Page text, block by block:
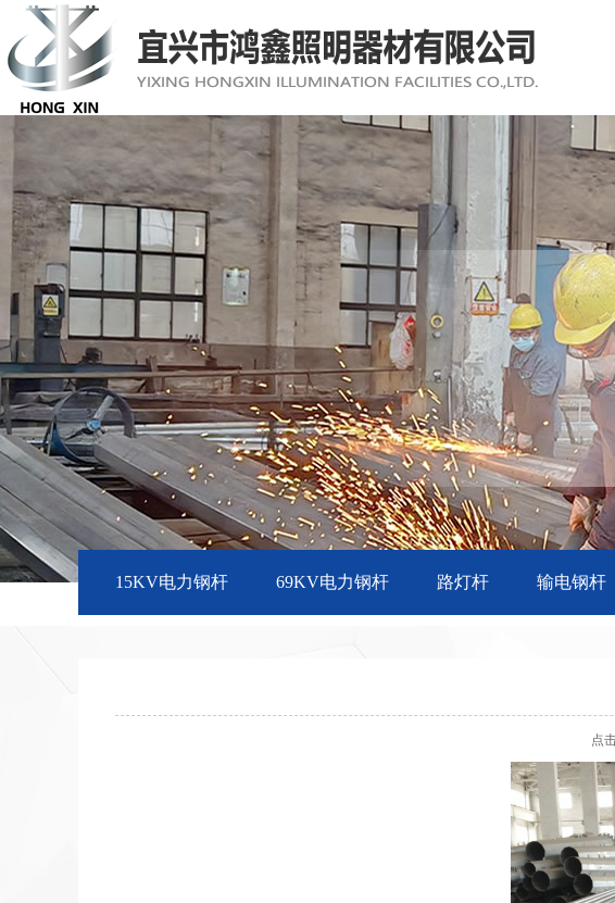
15KV电力钢杆 69KV电力钢杆 路灯杆 输电钢杆
点